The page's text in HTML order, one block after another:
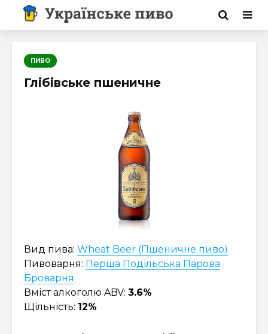
ПИВО
Глібівське пшеничне
Вид пива: Wheat Beer (Пшеничне пиво)
Пивоварня: Перша Подільська Парова
Броварня
Вміст алкоголю ABV: 3.6%
Щільність: 12%